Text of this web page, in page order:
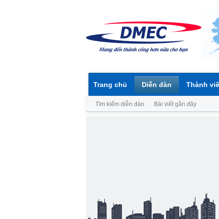
Trang chủ Diễn đàn
Tìm kiếm diễn đàn Bài viết gần đây
Thành